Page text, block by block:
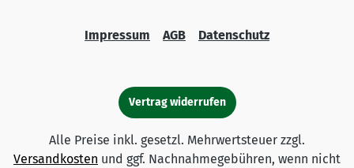
Impressum AGB Datenschutz
Vertrag widerrufen
Alle Preise inkl. gesetzl. Mehrwertsteuer zzgl.
Versandkosten und ggf. Nachnahmegebühren, wenn nicht